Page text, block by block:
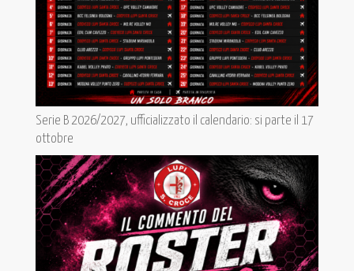
Serie B 2026/2027, ufficializzato il calendario: si parte il 17
ottobre